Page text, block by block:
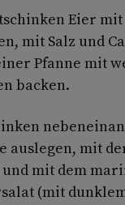
Eier
mit Salz und
Pfanne mit
backen.
auslegen, mit
mit dem
(mit